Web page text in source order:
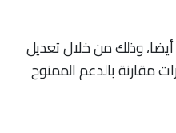
وذلك من خلال تعديل
المتعلق بالأحزاب السياسية ، من خلال دعم يصل إلى 6 مرات مقارنة بالدعم الممنوح